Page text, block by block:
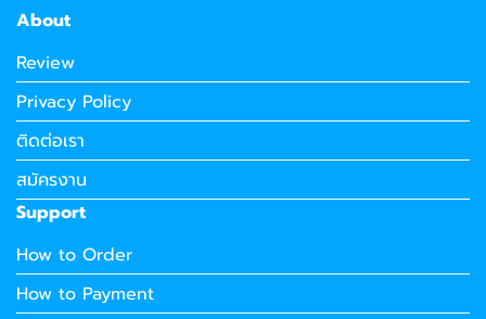
About
Review
Privacy Policy
ติดต่อเรา
สมัครงาน
Support
How to Order
How to Payment